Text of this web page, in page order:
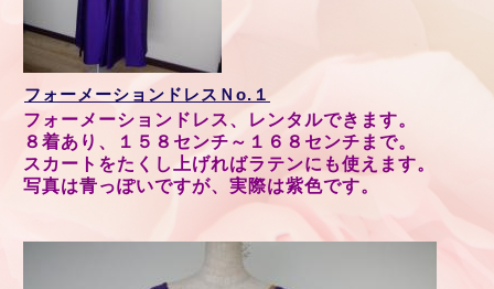
フォーメーションドレスＮo.１
フォーメーションドレス、レンタルできます。
８着あり、１５８センチ～１６８センチまで。
スカートをたくし上げればラテンにも使えます。
写真は青っぽいですが、実際は紫色です。